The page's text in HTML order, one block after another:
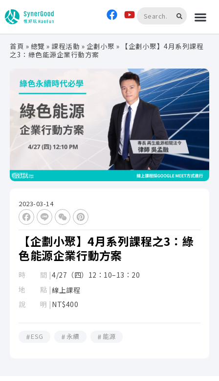
首頁 » 總覽 » 課程活動 » 企劃小聚 »
【企劃小聚】4月系列課程
之3：綠色能源企業行動方案
2023-03-14
Facebook
Line WeChatPinterest
【企劃小聚】4月系列課程之3：綠
色能源企業行動方案
時 間 |4/27（四）12：10–13：20
地 點 |線上課程
說 明 | NT$400
ESG 永續 能源